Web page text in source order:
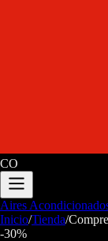
CO
Aires
Inicio/Tienda/
-30%